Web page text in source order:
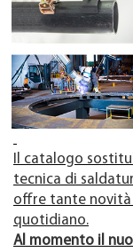
Il catalogo
tecnica di
offre tante
quotidiano.
Al momento il